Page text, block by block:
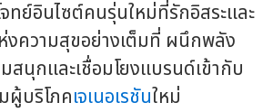
ย์อินไซต์คนรุ่นใหม่ที่รักอิสระและ
งความสุขอย่างเต็มที่ ผนึกพลัง
สนุกและเชื่อมโยงแบรนด์เข้ากับ
ผู้บริโภคเจเนอเรชันใหม่